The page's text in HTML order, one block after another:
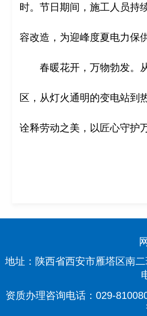
时。节日期间，施工人员持
容改造，为迎峰度夏电力保
春暖花开，万物勃发。
区，从灯火通明的变电站到
诠释劳动之美，以匠心守护
地址：陕西省西安市雁塔区南
资质办理咨询电话：029-